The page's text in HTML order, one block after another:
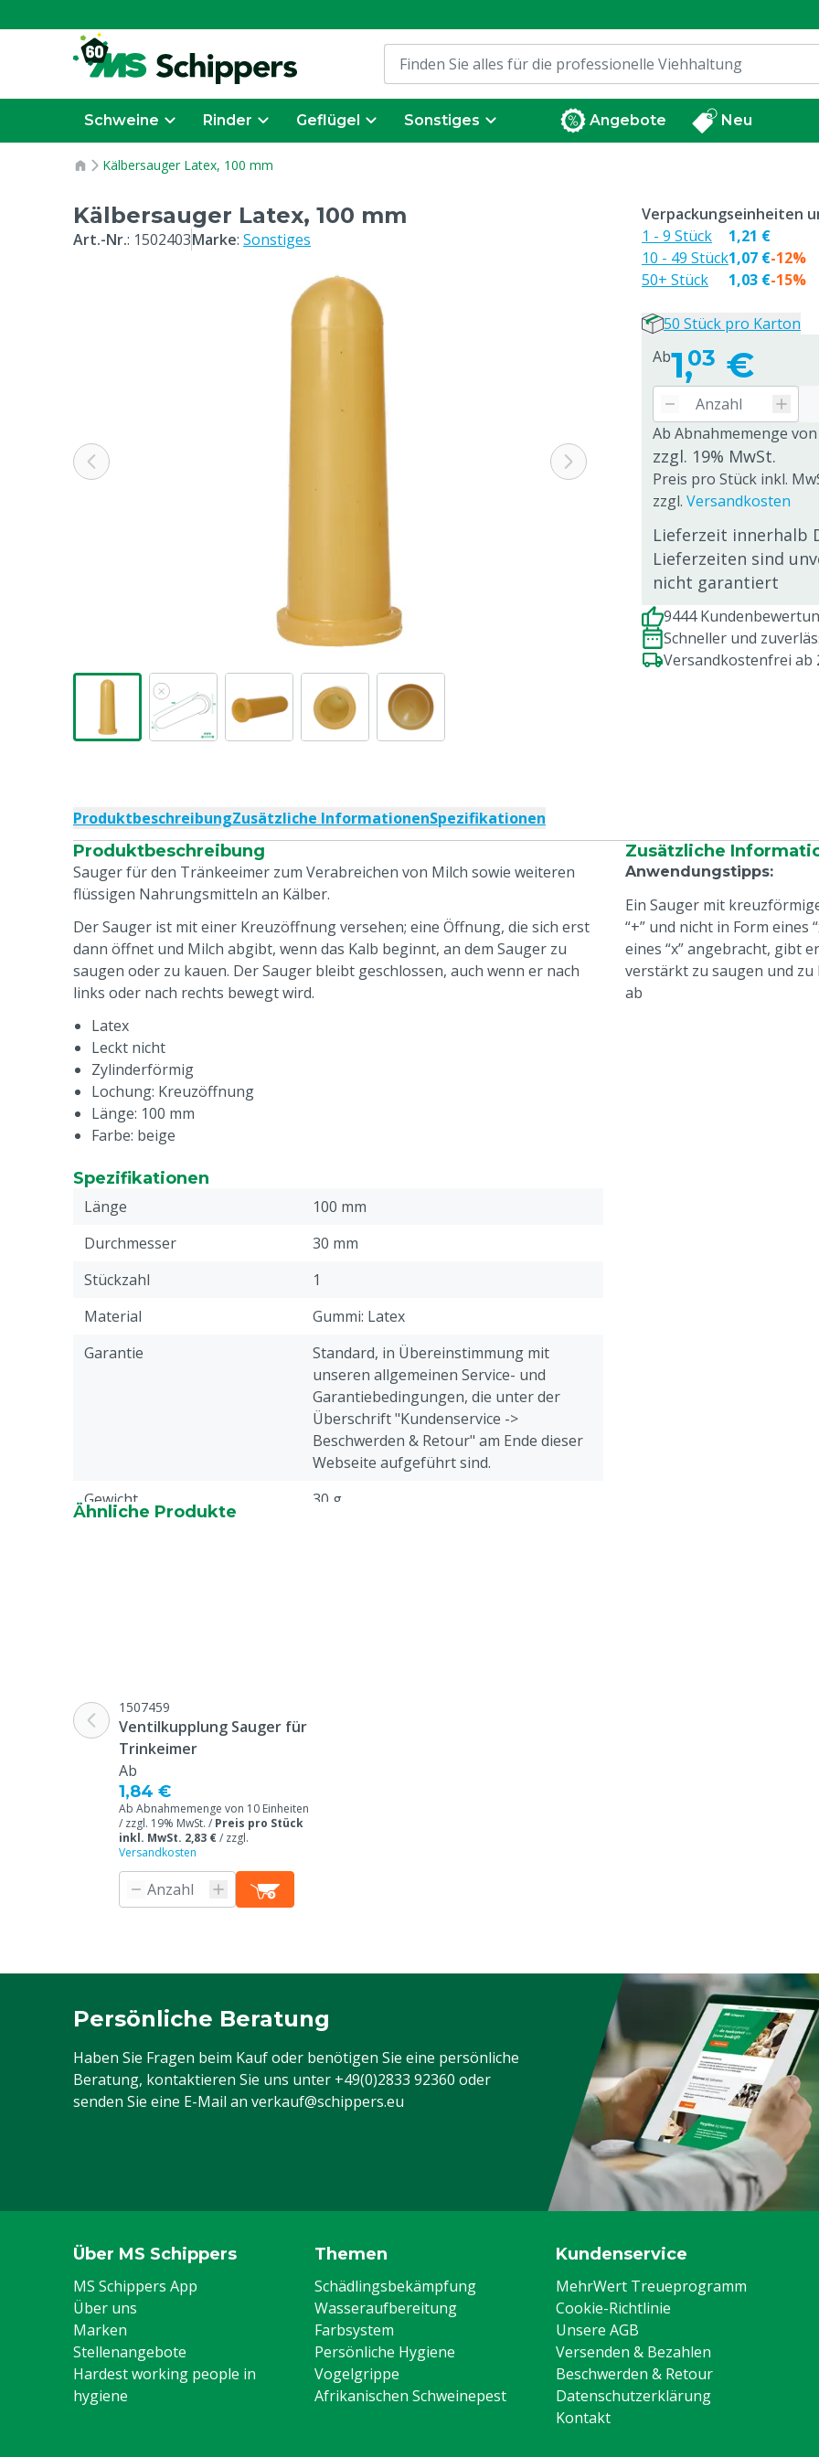
Schweine Rinder Geflügel Sonstiges Angebote Neu
Kälbersauger Latex, 100 mm
Kälbersauger Latex, 100 mm
Art.-Nr.: 1502403Marke: Sonstiges
Ab1,03 €
Ab Abnahmemenge von
zzgl. 19% MwSt.
Preis pro Stück inkl.
zzgl. Versandkosten
Lieferzeit innerhalb
Lieferzeiten sind
nicht garantiert
Verpackungseinheiten
1 - 9 Stück
10 - 49 Stück
50+ Stück
1,21 €
1,07 €
1,03 €
-12%
-15%
50 Stück pro Karton
9444
Schneller und
Versandkostenfrei ab
ProduktbeschreibungZusätzliche InformationenSpezifikationen
Produktbeschreibung
Sauger für den Tränkeeimer zum Verabreichen von Milch sowie weiteren
flüssigen Nahrungsmitteln an Kälber.
Der Sauger ist mit einer Kreuzöffnung versehen; eine Öffnung, die sich erst
dann öffnet und Milch abgibt, wenn das Kalb beginnt, an dem Sauger zu
saugen oder zu kauen. Der Sauger bleibt geschlossen, auch wenn er nach
links oder nach rechts bewegt wird.
Latex
Leckt nicht
Zylinderförmig
Lochung: Kreuzöffnung
Länge: 100 mm
Farbe: beige
Zusätzliche
Anwendungstipps:
Ein Sauger mit
“+” und nicht in Form eines
eines “x” angebracht, gibt
verstärkt zu saugen und zu
ab
Spezifikationen
Länge
100 mm
Durchmesser
30 mm
Stückzahl
1
Material
Gummi: Latex
Garantie
Standard, in Übereinstimmung mit
unseren allgemeinen Service- und
Garantiebedingungen, die unter der
Überschrift "Kundenservice ->
Beschwerden & Retour" am Ende dieser
Webseite aufgeführt sind.
Gewicht
30 g
Ähnliche Produkte
1507459
Ventilkupplung Sauger für
Trinkeimer
Ab
1,84 €
Ab Abnahmemenge von 10 Einheiten
/ zzgl. 19% MwSt. / Preis pro Stück
inkl. MwSt. 2,83 €/ zzgl.
Versandkosten
Persönliche Beratung
Haben Sie Fragen beim Kauf oder benötigen Sie eine persönliche
Beratung, kontaktieren Sie uns unter +49(0)2833 92360 oder
senden Sie eine E-Mail an verkauf@schippers.eu
Über MS Schippers
MS Schippers App
Über uns
Marken
Stellenangebote
Hardest working people in
hygiene
Themen
Schädlingsbekämpfung
Wasseraufbereitung
Farbsystem
Persönliche Hygiene
Vogelgrippe
Afrikanischen Schweinepest
Kundenservice
MehrWert Treueprogramm
Cookie-Richtlinie
Unsere AGB
Versenden & Bezahlen
Beschwerden & Retour
Datenschutzerklärung
Kontakt